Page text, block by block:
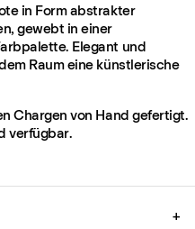
in Form abstrakter
gewebt in einer
Elegant und
Raum eine künstlerische
Chargen von Hand gefertigt.
verfügbar.
+